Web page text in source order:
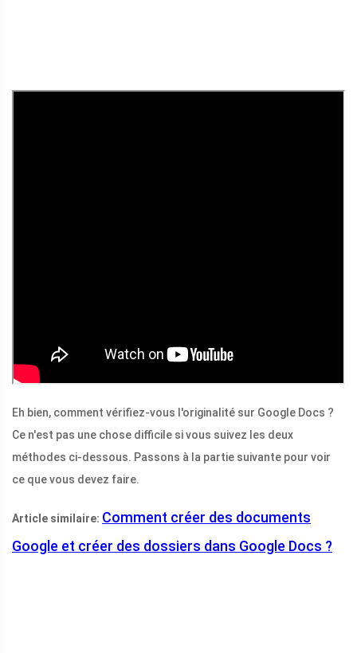
Eh bien, comment vérifiez-vous l'originalité sur Google Docs ?
Ce n'est pas une chose difficile si vous suivez les deux
méthodes ci-dessous. Passons à la partie suivante pour voir
ce que vous devez faire.
Article similaire: Comment créer des documents
Google et créer des dossiers dans Google Docs ?